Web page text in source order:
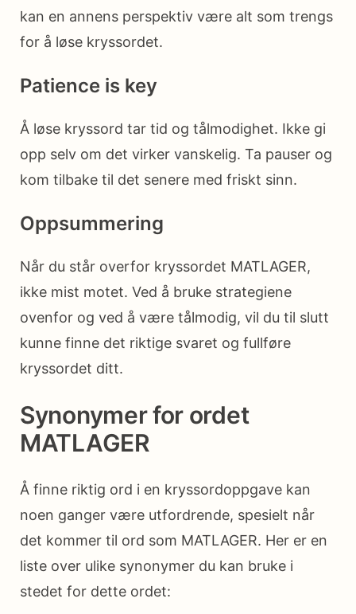
kan en annens perspektiv være alt som trengs
for å løse kryssordet.
Patience is key
Å løse kryssord tar tid og tålmodighet. Ikke gi
opp selv om det virker vanskelig. Ta pauser og
kom tilbake til det senere med friskt sinn.
Oppsummering
Når du står overfor kryssordet MATLAGER,
ikke mist motet. Ved å bruke strategiene
ovenfor og ved å være tålmodig, vil du til slutt
kunne finne det riktige svaret og fullføre
kryssordet ditt.
Synonymer for ordet
MATLAGER
Å finne riktig ord i en kryssordoppgave kan
noen ganger være utfordrende, spesielt når
det kommer til ord som MATLAGER. Her er en
liste over ulike synonymer du kan bruke i
stedet for dette ordet: